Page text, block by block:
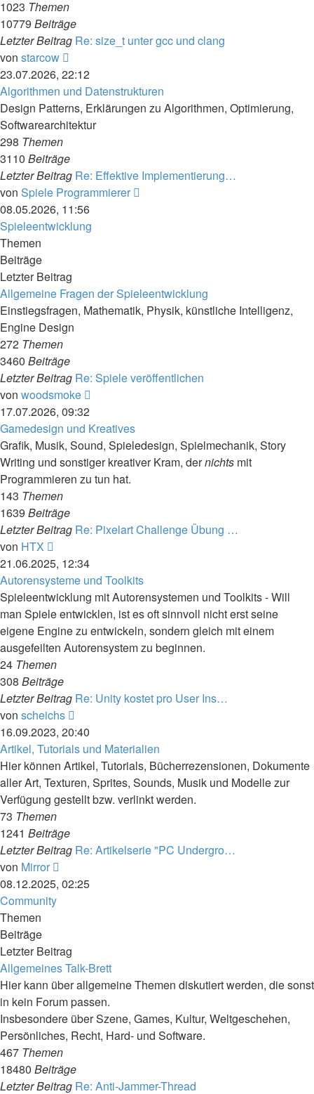
1023 Themen
10779 Beiträge
Letzter Beitrag Re: size_t unter gcc und clang
von starcow
Beitrag
23.07.2026, 22:12
Algorithmen und Datenstrukturen
Design Patterns, Erklärungen zu Algorithmen, Optimierung,
Softwarearchitektur
298 Themen
3110 Beiträge
Letzter Beitrag Re: Effektive Implementierung…
von Spiele Programmierer
08.05.2026, 11:56
Spieleentwicklung
Themen
Beiträge
Letzter Beitrag
Allgemeine Fragen der Spieleentwicklung
Einstiegsfragen, Mathematik, Physik, künstliche Intelligenz,
Engine Design
272 Themen
3460 Beiträge
Letzter Beitrag Re: Spiele veröffentlichen
von woodsmoke
17.07.2026, 09:32
Gamedesign und Kreatives
Grafik, Musik, Sound, Spieledesign, Spielmechanik, Story
Writing und sonstiger kreativer Kram, dernichts mit
Programmieren zu tun hat.
143 Themen
1639 Beiträge
Letzter Beitrag Re: Pixelart Challenge Übung …
von HTX
Beitrag
21.06.2025, 12:34
Autorensysteme und Toolkits
Spieleentwicklung mit Autorensystemen und Toolkits - Will
man Spiele entwicklen, ist es oft sinnvoll nicht erst seine
eigene Engine zu entwickeln, sondern gleich mit einem
ausgefeilten Autorensystem zu beginnen.
24 Themen
308 Beiträge
Letzter Beitrag Re: Unity kostet pro User Ins…
von scheichs
Beitrag
16.09.2023, 20:40
Artikel, Tutorials und Materialien
Hier können Artikel, Tutorials, Bücherrezensionen, Dokumente
aller Art, Texturen, Sprites, Sounds, Musik und Modelle zur
Verfügung gestellt bzw. verlinkt werden.
73 Themen
1241 Beiträge
Letzter Beitrag Re: Artikelserie "PC Undergro…
von Mirror
Beitrag
08.12.2025, 02:25
Community
Themen
Beiträge
Letzter Beitrag
Allgemeines Talk-Brett
Hier kann über allgemeine Themen diskutiert werden, die sonst
in kein Forum passen.
Insbesondere über Szene, Games, Kultur, Weltgeschehen,
Persönliches, Recht, Hard- und Software.
467 Themen
18480 Beiträge
Letzter Beitrag Re: Anti-Jammer-Thread